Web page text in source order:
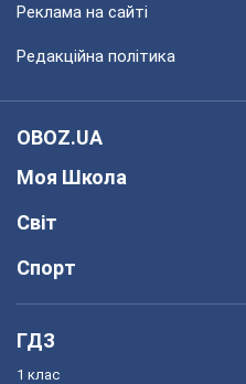
Реклама на сайті
Редакційна політика
OBOZ.UA
Моя Школа
Світ
Спорт
ГДЗ
1 клас